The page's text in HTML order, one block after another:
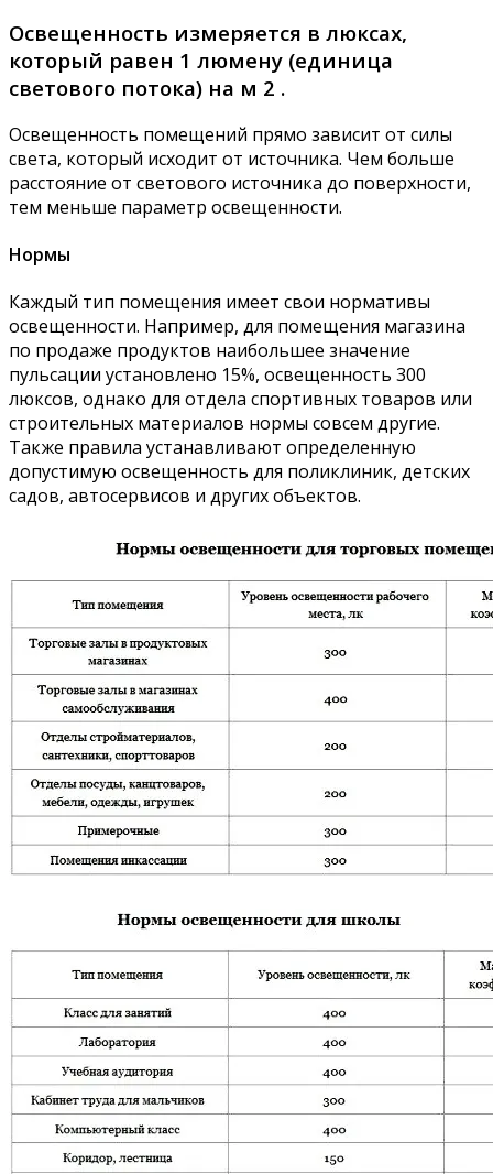
Освещенность измеряется в люксах,
который равен 1 люмену (единица
светового потока) на м 2 .
Освещенность помещений прямо зависит от силы
света, который исходит от источника. Чем больше
расстояние от светового источника до поверхности,
тем меньше параметр освещенности.
Нормы
Каждый тип помещения имеет свои нормативы
освещенности. Например, для помещения магазина
по продаже продуктов наибольшее значение
пульсации установлено 15%, освещенность 300
люксов, однако для отдела спортивных товаров или
строительных материалов нормы совсем другие.
Также правила устанавливают определенную
допустимую освещенность для поликлиник, детских
садов, автосервисов и других объектов.